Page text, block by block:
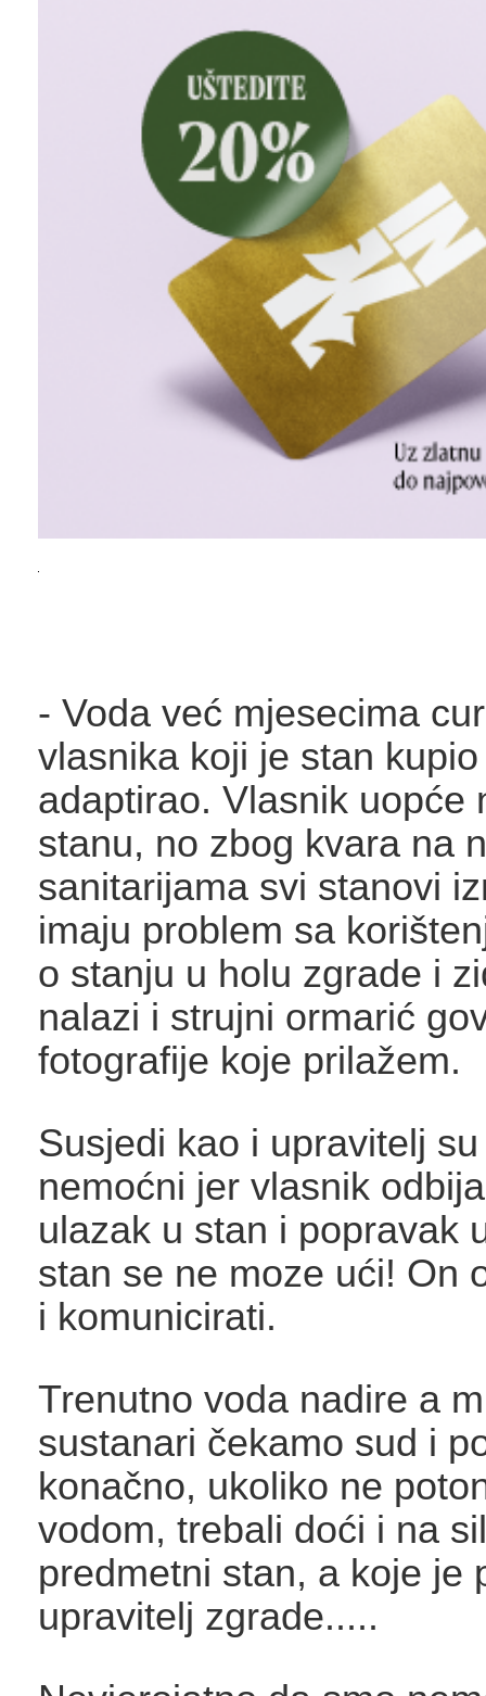
- Voda već mjesecima
vlasnika koji je stan
adaptirao. Vlasnik uopće
stanu, no zbog kvara na
sanitarijama svi stanovi
imaju problem sa
o stanju u holu zgrade i
nalazi i strujni ormarić
fotografije koje prilažem.
Susjedi kao i upravitelj
nemoćni jer vlasnik
ulazak u stan i popravak
stan se ne moze ući! On
i komunicirati.
Trenutno voda nadire a
sustanari čekamo sud i
konačno, ukoliko ne
vodom, trebali doći i na
predmetni stan, a koje je
upravitelj zgrade.....